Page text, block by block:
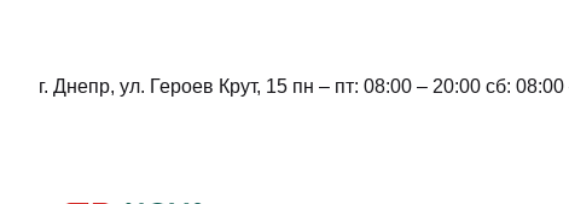
г. Днепр, ул. Героев Крут, 15 пн – пт: 08:00 – 20:00 сб: